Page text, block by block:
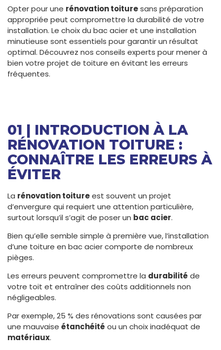
Opter pour une rénovation toituresans préparation
appropriée peut compromettre la durabilité de votre
installation. Le choix du bac acier et une installation
minutieuse sont essentiels pour garantir un résultat
optimal. Découvrez nos conseils experts pour mener à
bien votre projet de toiture en évitant les erreurs
fréquentes.
01 | INTRODUCTION À LA
RÉNOVATION TOITURE :
CONNAÎTRE LES ERREURS À
ÉVITER
La rénovation toitureest souvent un projet
d’envergure qui requiert une attention particulière,
surtout lorsqu’il s’agit de poser un bac acier.
Bien qu’elle semble simple à première vue, l’installation
d’une toiture en bac acier comporte de nombreux
pièges.
Les erreurs peuvent compromettre la durabilité de
votre toit et entraîner des coûts additionnels non
négligeables.
Par exemple, 25 % des rénovations sont causées par
une mauvaise étanchéité ou un choix inadéquat de
matériaux.